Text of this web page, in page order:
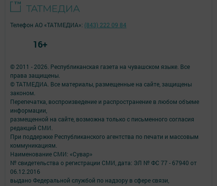
© 2011 - 2026. Республиканская газета на чувашском языке. Все
права защищены.
© ТАТМЕДИА. Все материалы, размещенные на сайте, защищены
законом.
Перепечатка, воспроизведение и распространение в любом объеме
информации,
размещенной на сайте, возможна только с письменного согласия
редакций СМИ.
При поддержке Республиканского агентства по печати и массовым
коммуникациям.
Наименование СМИ: «Сувар»
№ свидетельства о регистрации СМИ, дата: ЭЛ № ФС 77 - 67940 от
06.12.2016
выдано Федеральной службой по надзору в сфере связи,
Телефон АО «ТАТМЕДИА»: (843) 222 09 84
16+